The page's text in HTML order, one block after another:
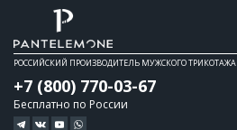
РОССИЙСКИЙ ПРОИЗВОДИТЕЛЬ МУЖСКОГО ТРИКОТАЖА
+7 (800) 770-03-67
Бесплатно по России